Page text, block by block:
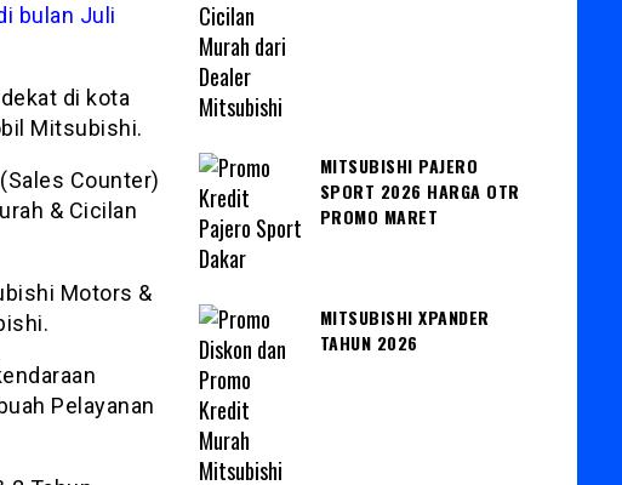
bulan Juli
di kota
Mitsubishi.
Counter)
& Cicilan
Motors &
Pelayanan
MITSUBISHI PAJERO
SPORT 2026 HARGA OTR
PROMO MARET
MITSUBISHI XPANDER
TAHUN 2026